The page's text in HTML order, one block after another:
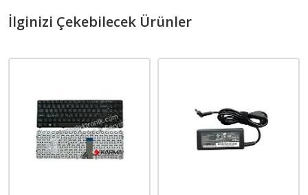
İlginizi Çekebilecek Ürünler